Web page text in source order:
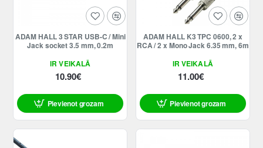
Jaunums
IR VEIKALĀ
ADAM HALL 3 STAR USB-C / Mini
Jack socket 3.5 mm, 0.2m
10.90€
Pievienot grozam
IR VEIKALĀ
ADAM HALL K3 TPC 0600, 2 x
RCA / 2 x Mono Jack 6.35 mm, 6m
11.00€
Pievienot grozam